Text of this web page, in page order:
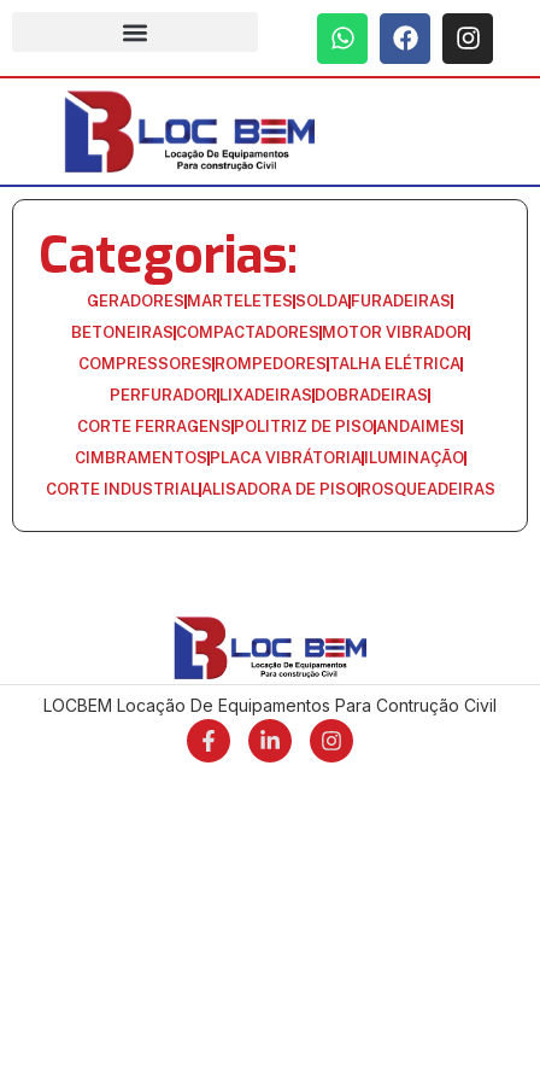
Categorias:
GERADORES MARTELETES SOLDA FURADEIRAS
BETONEIRAS COMPACTADORES MOTOR VIBRADOR
COMPRESSORES ROMPEDORES TALHA ELÉTRICA
PERFURADOR LIXADEIRAS DOBRADEIRAS
CORTE FERRAGENS POLITRIZ DE PISOANDAIMES
CIMBRAMENTOS PLACA VIBRÁTORIA ILUMINAÇÃO
CORTE INDUSTRIALALISADORA DE PISO ROSQUEADEIRAS
LOCBEM Locação De Equipamentos Para Contrução Civil